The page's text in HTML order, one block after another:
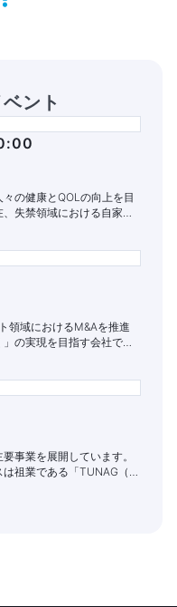
ント
の健康とQOLの向上を目
失禁領域における自家細
領域におけるM&Aを推進
の実現を目指す会社で
事業を展開しています。
めるITサービスです。
おり、従業員の定着率向上